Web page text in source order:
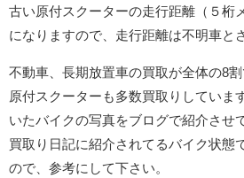
古い原付スクーターの走行距離（５桁
になりますので、走行距離は不明車と
不動車、長期放置車の買取が全体の8割
原付スクーターも多数買取りしていま
いたバイクの写真をブログで紹介させ
買取り日記に紹介されてるバイク状態
ので、参考にして下さい。